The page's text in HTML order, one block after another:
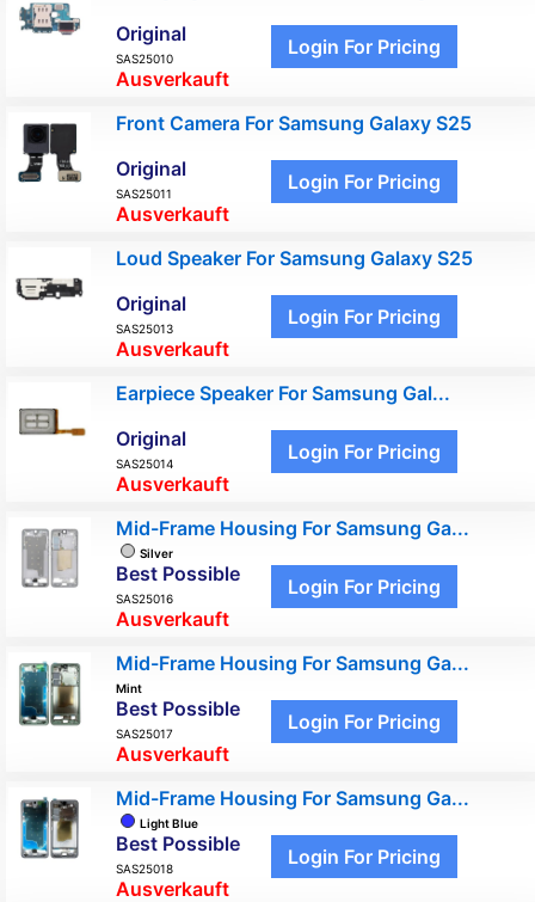
Original
SAS25010
Ausverkauft
Login For Pricing
Front Camera For Samsung Galaxy S25
Original
SAS25011
Ausverkauft
Login For Pricing
Loud Speaker For Samsung Galaxy S25
Original
SAS25013
Ausverkauft
Login For Pricing
Earpiece Speaker For Samsung Gal...
Original
SAS25014
Ausverkauft
Login For Pricing
Mid-Frame Housing For Samsung Ga...
Silver
Best Possible
SAS25016
Ausverkauft
Login For Pricing
Mid-Frame Housing For Samsung Ga...
Mint
Best Possible
SAS25017
Ausverkauft
Login For Pricing
Mid-Frame Housing For Samsung Ga...
Light Blue
Best Possible
SAS25018
Ausverkauft
Login For Pricing